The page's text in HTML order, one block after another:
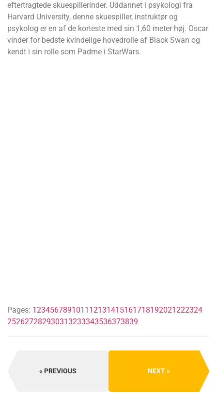
eftertragtede skuespillerinder. Uddannet i psykologi fra
Harvard University, denne skuespiller, instruktør og
psykolog er en af de korteste med sin 1,60 meter høj. Oscar
vinder for bedste kvindelige hovedrolle af Black Swan og
kendt i sin rolle som Padme i StarWars.
Pages: 1234567891011 12131415161718192021222324
252627282930313233343536373839
PREVIOUS NEXT